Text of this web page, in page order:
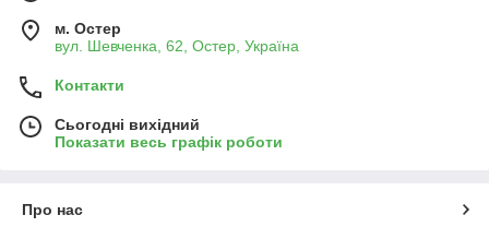
м. Остер
вул. Шевченка, 62, Остер, Україна
Контакти
Сьогодні вихідний
Показати весь графік роботи
Про нас